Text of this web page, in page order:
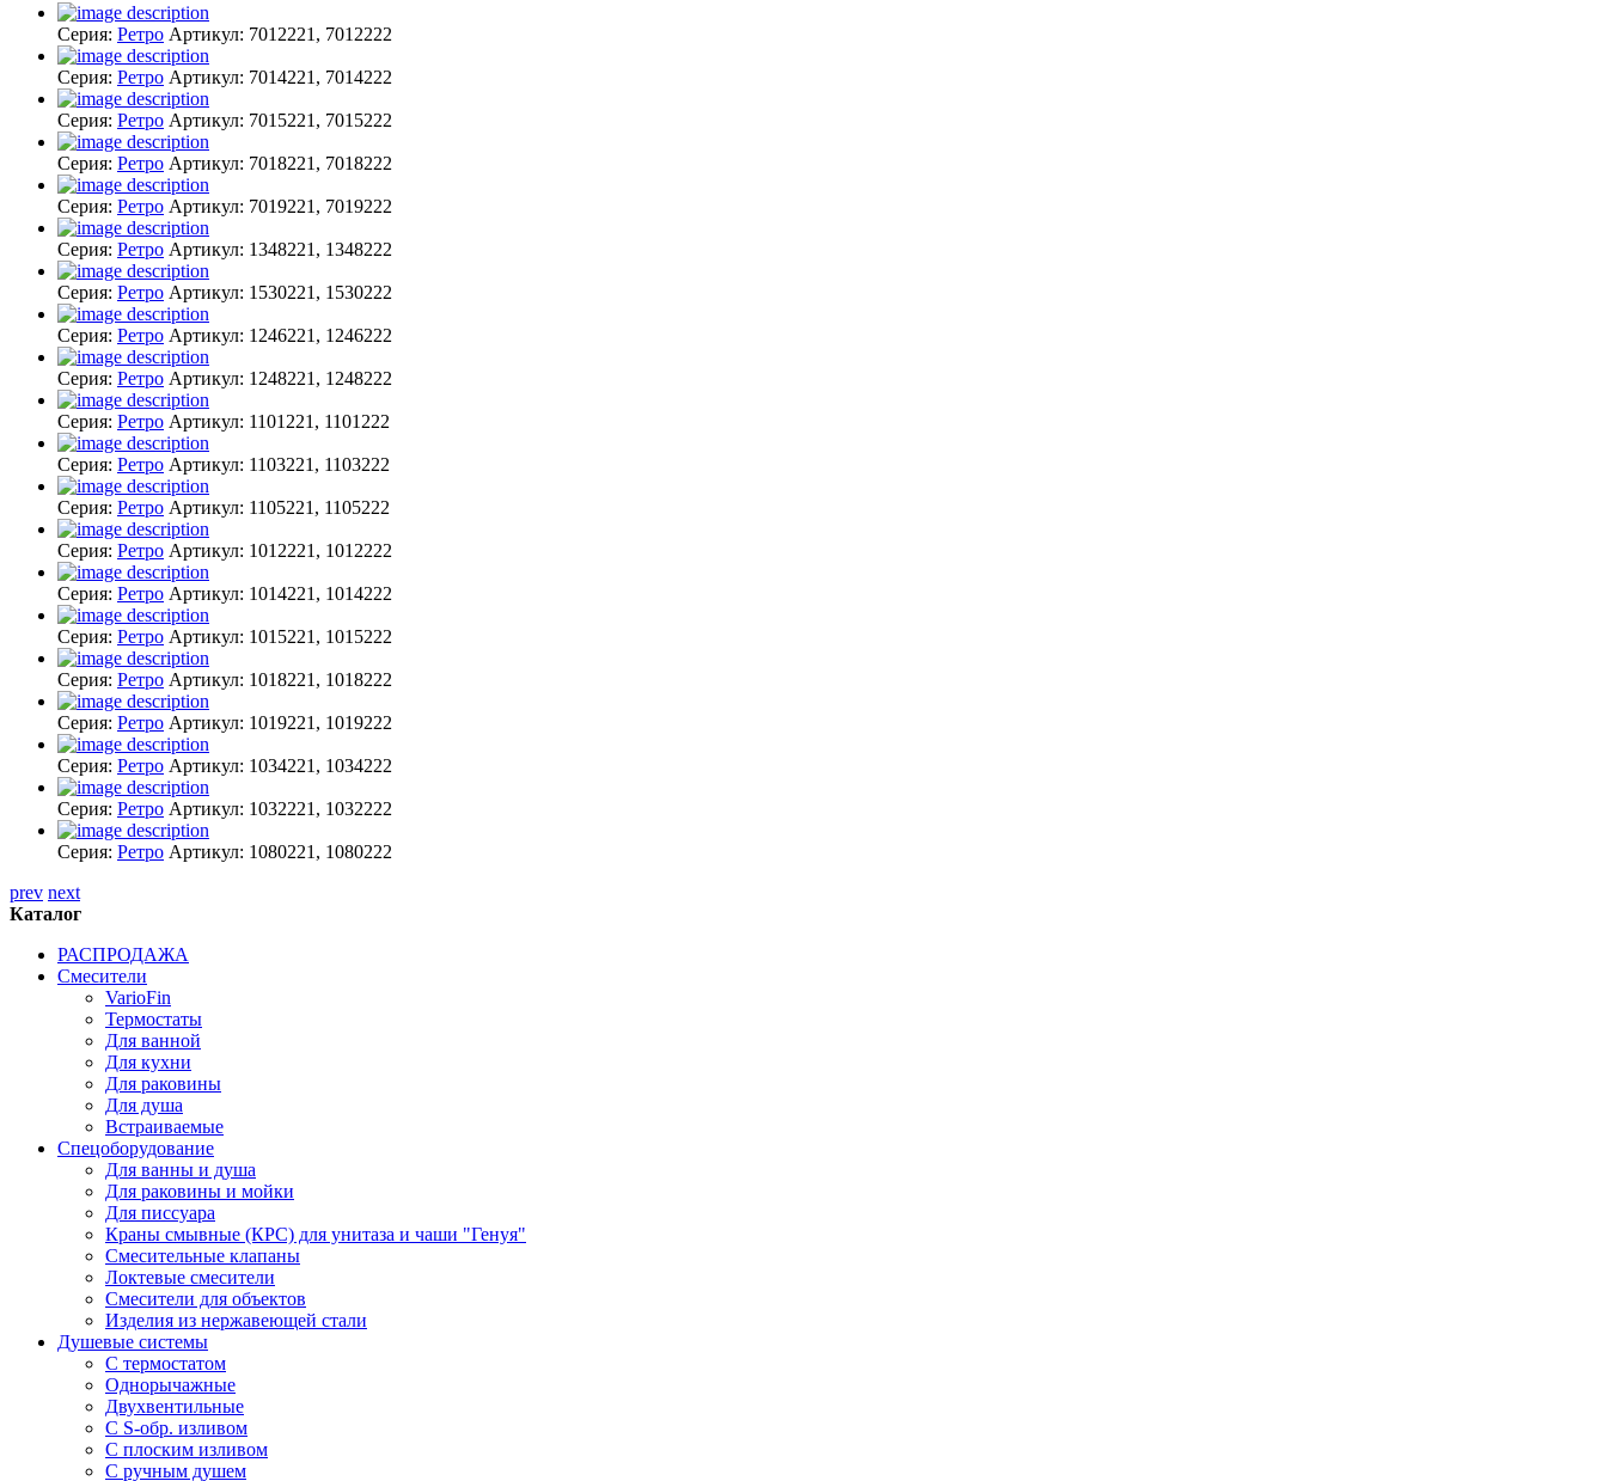
Серия: Ретро Артикул: 7012221, 7012222
Серия: Ретро Артикул: 7014221, 7014222
Серия: Ретро Артикул: 7015221, 7015222
Серия: Ретро Артикул: 7018221, 7018222
Серия: Ретро Артикул: 7019221, 7019222
Серия: Ретро Артикул: 1348221, 1348222
Серия: Ретро Артикул: 1530221, 1530222
Серия: Ретро Артикул: 1246221, 1246222
Серия: Ретро Артикул: 1248221, 1248222
Серия: Ретро Артикул: 1101221, 1101222
Серия: Ретро Артикул: 1103221, 1103222
Серия: Ретро Артикул: 1105221, 1105222
Серия: Ретро Артикул: 1012221, 1012222
Серия: Ретро Артикул: 1014221, 1014222
Серия: Ретро Артикул: 1015221, 1015222
Серия: Ретро Артикул: 1018221, 1018222
Серия: Ретро Артикул: 1019221, 1019222
Серия: Ретро Артикул: 1034221, 1034222
Серия: Ретро Артикул: 1032221, 1032222
Серия: Ретро Артикул: 1080221, 1080222
prev next
Каталог
РАСПРОДАЖА
Смесители
VarioFin
Термостаты
Для ванной
Для кухни
Для раковины
Для душа
Встраиваемые
Спецоборудование
Для ванны и душа
Для раковины и мойки
Для писсуара
Краны смывные (КРС) для унитаза и чаши "Генуя"
Смесительные клапаны
Локтевые смесители
Смесители для объектов
Изделия из нержавеющей стали
Душевые системы
С термостатом
Однорычажные
Двухвентильные
С S-обр. изливом
С плоским изливом
С ручным душем